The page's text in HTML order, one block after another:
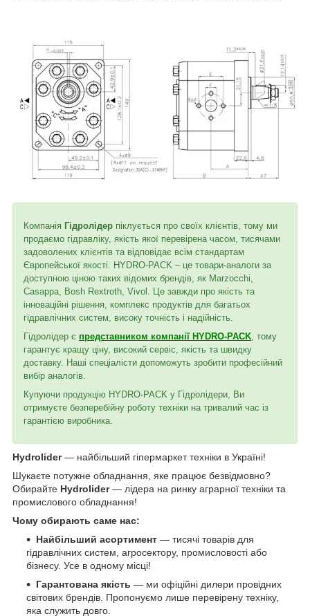
Компанія Гідролідер піклується про своїх клієнтів, тому ми
продаємо гідравліку, якість якої перевірена часом, тисячами
задоволених клієнтів та відповідає всім стандартам
Європейської якості. HYDRO-PACK – це товари-аналоги за
доступною ціною таких відомих брендів, як Marzocchi,
Casappa, Bosh Rextroth, Vivol. Це завжди про якість та
інноваційні рішення, комплекс продуктів для багатьох
гідравлічних систем, високу точність і надійність.
Гідролідер є представником компанії HYDRO-PACK , тому
гарантує кращу ціну, високий сервіс, якість та швидку
доставку. Наші спеціалісти допоможуть зробити професійний
вибір аналогів.
Купуючи продукцію HYDRO-PACK у Гідролідери, Ви
отримуєте безперебійну роботу техніки на тривалий час із
гарантією виробника.
Hydrolider— найбільший гіпермаркет техніки в Україні!
Шукаєте потужне обладнання, яке працює безвідмовно?
Обирайте Hydrolider— лідера на ринку аграрної техніки та
промислового обладнання!
Чому обирають саме нас:
Найбільший асортимент — тисячі товарів для
гідравлічних систем, агросектору, промисловості або
бізнесу. Усе в одному місці!
Гарантована якість — ми офіційні дилери провідних
світових брендів. Пропонуємо лише перевірену техніку,
яка служить довго.